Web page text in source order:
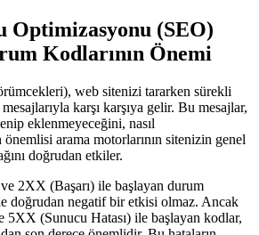
Optimizasyonu (SEO)
Kodlarının Önemi
web sitenizi tararken sürekli
karşı karşıya gelir. Bu mesajlar,
eklenmeyeceğini, nasıl
arama motorlarının sitenizin genel
doğrudan etkiler.
2XX (Başarı) ile başlayan durum
doğrudan negatif bir etkisi olmaz. Ancak
5XX (Sunucu Hatası) ile başlayan kodlar,